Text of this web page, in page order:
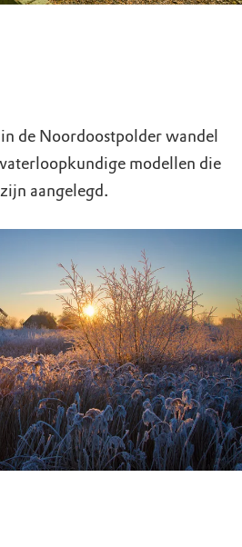
de Noordoostpolder wandel
modellen die
aangelegd.